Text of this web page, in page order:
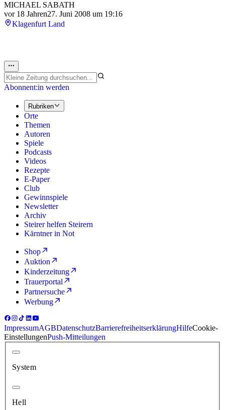
MICHAEL SABATH
vor 18 Jahren27. Juni 2008 um 19:16
Klagenfurt Land
Abonnent:in werden
Rubriken
Orte
Themen
Autoren
Spiele
Podcasts
Videos
Rezepte
E-Paper
Club
Gewinnspiele
Newsletter
Archiv
Steirer helfen Steirern
Kärntner in Not
Shop
Auktion
Kinderzeitung
Trauerportal
Partnersuche
Werbung
ImpressumAGBDatenschutzBarrierefreiheitserklärungHilfeCookie-
EinstellungenPush-Mitteilungen
System
Hell